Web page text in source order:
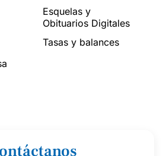
Esquelas y
Obituarios Digitales
Tasas y balances